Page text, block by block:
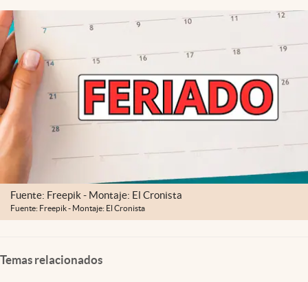
Fuente: Freepik - Montaje: El Cronista
Fuente: Freepik - Montaje: El Cronista
Temas relacionados